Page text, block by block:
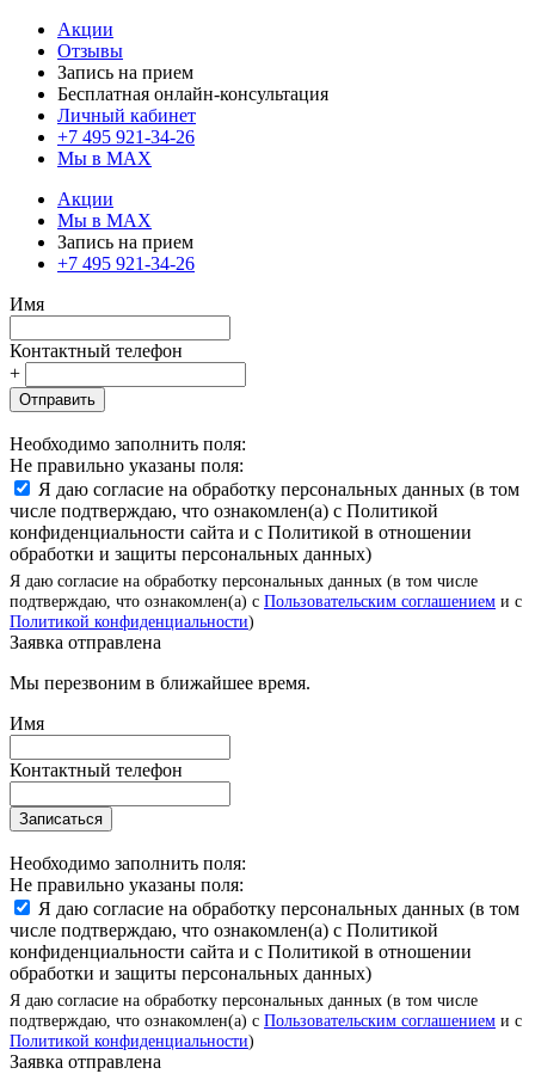
Акции
Отзывы
Запись на прием
Бесплатная онлайн-консультация
Личный кабинет
+7 495 921-34-26
Мы в MAX
Акции
Мы в MAX
Запись на прием
+7 495 921-34-26
Имя
Контактный телефон
+
Отправить
Необходимо заполнить поля:
Не правильно указаны поля:
Я даю согласие на обработку персональных данных (в том
числе подтверждаю, что ознакомлен(а) с Политикой
конфиденциальности сайта и с Политикой в отношении
обработки и защиты персональных данных)
Я даю согласие на обработку персональных данных (в том числе
подтверждаю, что ознакомлен(а) с Пользовательским соглашением и с
Политикой конфиденциальности)
Заявка отправлена
Мы перезвоним в ближайшее время.
Имя
Контактный телефон
Записаться
Необходимо заполнить поля:
Не правильно указаны поля:
Я даю согласие на обработку персональных данных (в том
числе подтверждаю, что ознакомлен(а) с Политикой
конфиденциальности сайта и с Политикой в отношении
обработки и защиты персональных данных)
Я даю согласие на обработку персональных данных (в том числе
подтверждаю, что ознакомлен(а) с Пользовательским соглашением и с
Политикой конфиденциальности)
Заявка отправлена